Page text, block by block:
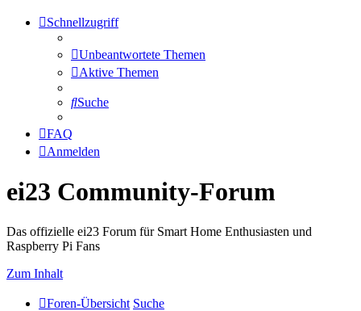
Schnellzugriff
Unbeantwortete Themen
Aktive Themen
Suche
FAQ
Anmelden
ei23 Community-Forum
Das offizielle ei23 Forum für Smart Home Enthusiasten und
Raspberry Pi Fans
Zum Inhalt
Foren-Übersicht Suche